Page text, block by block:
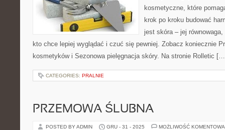
kosmetyczne, które
krok po kroku budować
jest skóra – jej
kto chce lepiej wyglądać i czuć się pewniej. Zobacz koniecznie
kosmetyków i Sezonowa pielęgnacja skóry. Na stronie Rolletic
CATEGORIES: PRALNIE
PRZEMOWA ŚLUBNA
POSTED BY ADMIN GRU - 31 - 2025 MOŻLIWOŚĆ